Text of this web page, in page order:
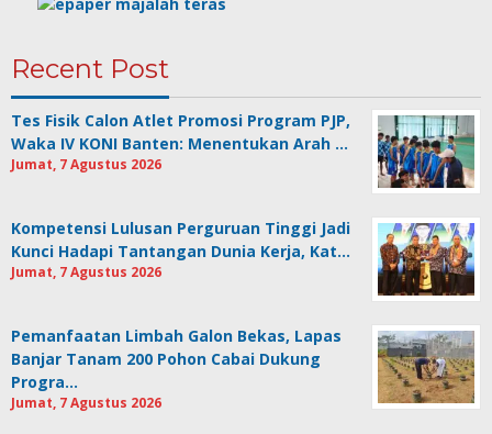
Recent Post
Tes Fisik Calon Atlet Promosi Program PJP,
Waka IV KONI Banten: Menentukan Arah …
Jumat, 7 Agustus 2026
Kompetensi Lulusan Perguruan Tinggi Jadi
Kunci Hadapi Tantangan Dunia Kerja, Kat…
Jumat, 7 Agustus 2026
Pemanfaatan Limbah Galon Bekas, Lapas
Banjar Tanam 200 Pohon Cabai Dukung
Progra…
Jumat, 7 Agustus 2026